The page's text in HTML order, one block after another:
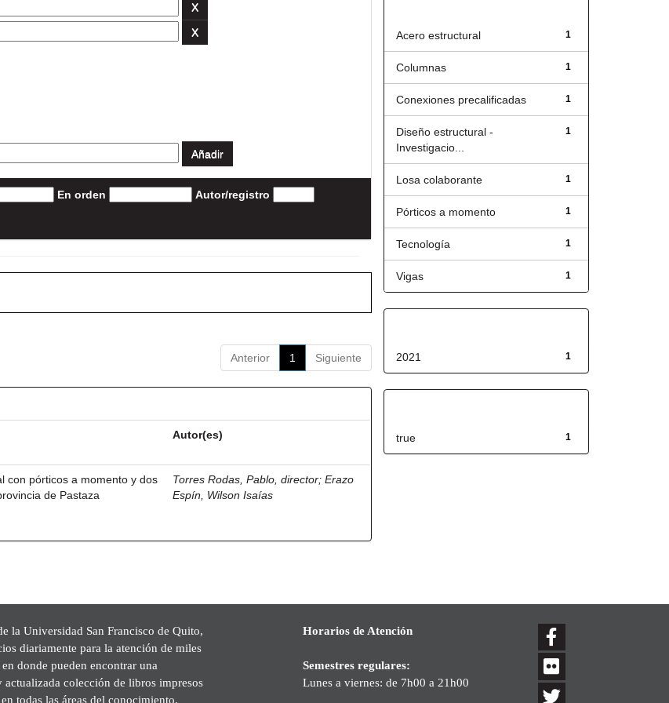
En orden Autor/registro
Anterior 1 Siguiente
Autor(es)
con pórticos a momento y dos
de Pastaza
Torres Rodas, Pablo, director;Erazo
Espín, Wilson Isaías
1
Acero estructural
1
Columnas
1
Conexiones precalificadas
1
Diseño estructural -
Investigacio...
1
Losa colaborante
1
Pórticos a momento
1
Tecnología
1
Vigas
1
2021
1
true
la Universidad San Francisco de Quito,
diariamente para la atención de miles
donde pueden encontrar una
actualizada colección de libros impresos
todas las áreas del conocimiento,
Horarios de Atención
Semestres regulares:
Lunes a viernes: de 7h00 a 21h00